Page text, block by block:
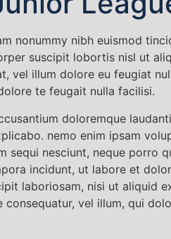
nonummy nibh euismod
suscipit lobortis nisl ut
vel illum dolore eu feugiat
te feugait nulla facilisi.
doloremque
nemo enim ipsam
nesciunt, neque porro
incidunt, ut labore et
laboriosam, nisi ut aliquid
vel illum, qui